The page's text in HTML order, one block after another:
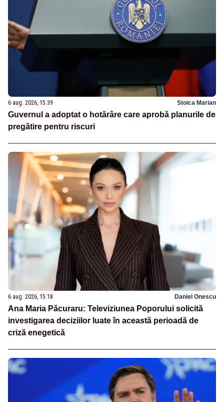
6 aug. 2026, 15:39 Stoica Marian
Guvernul a adoptat o hotărâre care aprobă planurile de
pregătire pentru riscuri
6 aug. 2026, 15:18 Daniel Onescu
Ana Maria Păcuraru: Televiziunea Poporului solicită
investigarea deciziilor luate în această perioadă de
criză enegetică